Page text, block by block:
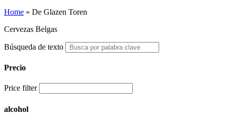
Home » De Glazen Toren
Cervezas Belgas
Búsqueda de texto
Precio
Price filter
alcohol